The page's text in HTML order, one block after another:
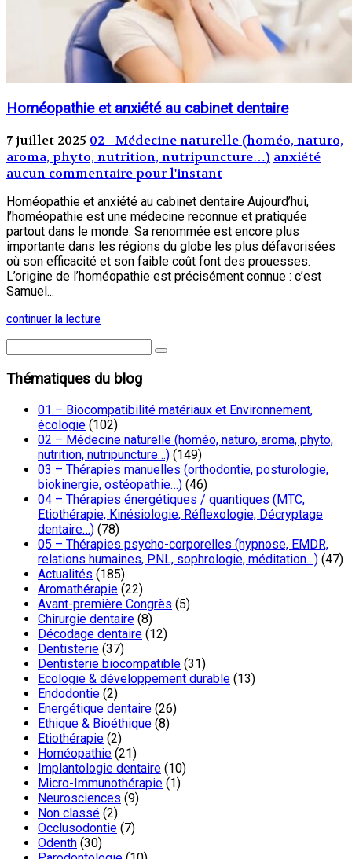
Homéopathie et anxiété au cabinet dentaire
7 juillet 2025 02 - Médecine naturelle (homéo, naturo,
aroma, phyto, nutrition, nutripuncture…) anxiété
aucun commentaire pour l'instant
Homéopathie et anxiété au cabinet dentaire Aujourd’hui,
l’homéopathie est une médecine reconnue et pratiquée
partout dans le monde. Sa renommée est encore plus
importante dans les régions du globe les plus défavorisées
où son efficacité et son faible coût font des prouesses.
L’origine de l’homéopathie est précisément connue : c’est
Samuel...
continuer la lecture
Thématiques du blog
01 – Biocompatibilité matériaux et Environnement,
écologie (102)
02 – Médecine naturelle (homéo, naturo, aroma, phyto,
nutrition, nutripuncture…) (149)
03 – Thérapies manuelles (orthodontie, posturologie,
biokinergie, ostéopathie…) (46)
04 – Thérapies énergétiques / quantiques (MTC,
Etiothérapie, Kinésiologie, Réflexologie, Décryptage
dentaire…) (78)
05 – Thérapies psycho-corporelles (hypnose, EMDR,
relations humaines, PNL, sophrologie, méditation…) (47)
Actualités (185)
Aromathérapie (22)
Avant-première Congrès (5)
Chirurgie dentaire (8)
Décodage dentaire (12)
Dentisterie (37)
Dentisterie biocompatible (31)
Ecologie & développement durable (13)
Endodontie (2)
Energétique dentaire (26)
Ethique & Bioéthique (8)
Etiothérapie (2)
Homéopathie (21)
Implantologie dentaire (10)
Micro-Immunothérapie (1)
Neurosciences (9)
Non classé (2)
Occlusodontie (7)
Odenth (30)